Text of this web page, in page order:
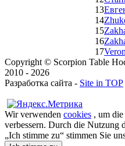
13
14
15
16
17
Copyright © Scorpion Table
2010 - 2026
Разработка сайта - Site in TOP
Wir verwenden cookies , um
verbessern. Durch die Nutzung
„Ich stimme zu“ stimmen Sie